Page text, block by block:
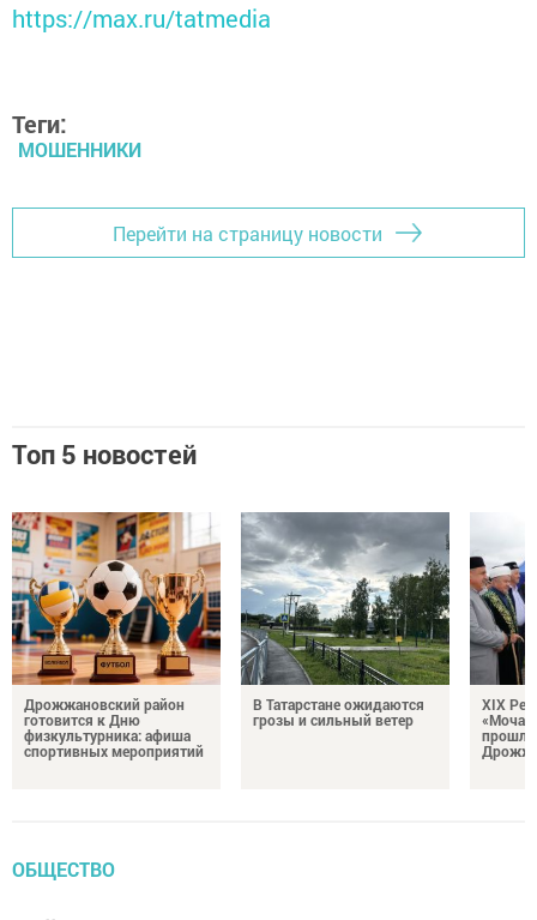
https://max.ru/tatmedia
Теги:
МОШЕННИКИ
Перейти на страницу новости
Топ 5 новостей
Дрожжановский район
готовится к Дню
физкультурника: афиша
спортивных мероприятий
В Татарстане ожидаются
грозы и сильный ветер
XIX
ОБЩЕСТВО